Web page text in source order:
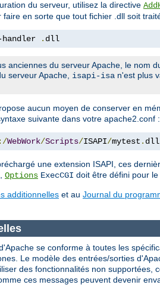
du serveur, utilisez la directive
faire en sorte que tout fichier .dll soit
. dll
anciennes du serveur Apache, le nom
serveur Apache, isapi-isa n'est plus
aucun moyen de conserver en
suivante dans votre apache2.conf :
:/WebWork/Scripts/ISAPI/mytest . dll
une extension ISAPI, ces
Options ExecCGI doit être défini pour
additionnelles et au Journal du
se conforme à toutes les
Le modèle des entrées/sorties
des fonctionnalités non
ces messages peuvent devenir